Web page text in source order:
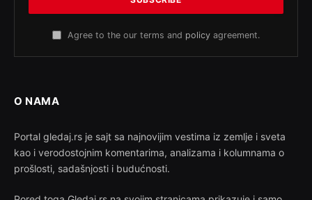
Agree to the our terms and policy agreement.
O NAMA
Portal gledaj.rs je sajt sa najnovijim vestima iz zemlje i sveta
kao i verodostojnim komentarima, analizama i kolumnama o
prošlosti, sadašnjosti i budućnosti.